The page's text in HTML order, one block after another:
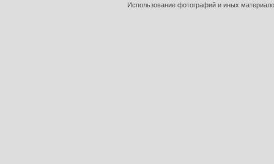
Использование фотографий и иных